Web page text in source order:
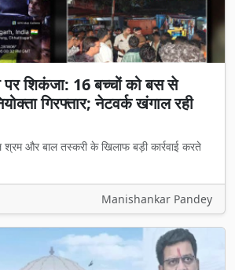
पर शिकंजा: 16 बच्चों को बस से
गिरफ्तार; नेटवर्क खंगाल रही
श्रम और बाल तस्करी के खिलाफ बड़ी कार्रवाई करते
Manishankar Pandey